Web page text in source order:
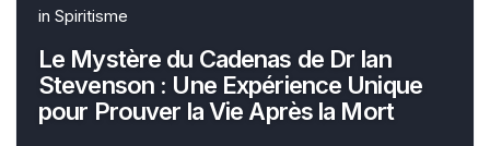
in Spiritisme
Le Mystère du Cadenas de Dr Ian
Stevenson : Une Expérience Unique
pour Prouver la Vie Après la Mort